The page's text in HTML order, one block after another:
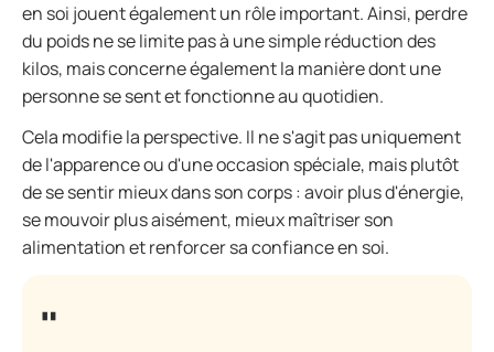
en soi jouent également un rôle important. Ainsi, perdre
du poids ne se limite pas à une simple réduction des
kilos, mais concerne également la manière dont une
personne se sent et fonctionne au quotidien.
Cela modifie la perspective. Il ne s'agit pas uniquement
de l'apparence ou d'une occasion spéciale, mais plutôt
de se sentir mieux dans son corps : avoir plus d'énergie,
se mouvoir plus aisément, mieux maîtriser son
alimentation et renforcer sa confiance en soi.